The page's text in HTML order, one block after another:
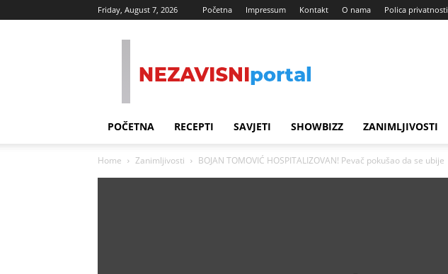
Friday, August 7, 2026 Početna Impressum Kontakt O nama Polica privatnosti
POČETNA RECEPTI SAVJETI SHOWBIZZ ZANIMLJIVOSTI
Home Zanimljivosti BOJAN TOMOVIĆ HOSPITALIZOVAN! Pevač pokušao da se ubije